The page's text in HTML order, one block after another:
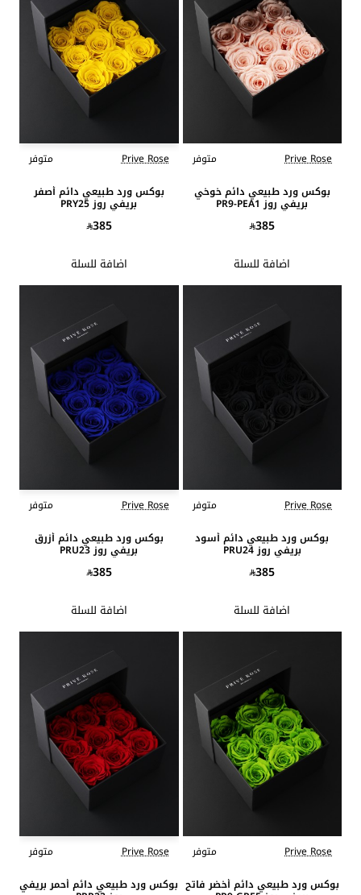
Prive Rose
متوفر
بوكس ورد طبيعي دائم خوخي
بريفي روز PR9-PEA1
385
اضافة للسلة
Prive Rose
متوفر
بوكس ورد طبيعي دائم أصفر
بريفي روز PRY25
385
اضافة للسلة
Prive Rose
متوفر
بوكس ورد طبيعي دائم أسود
بريفي روز PRU24
385
اضافة للسلة
Prive Rose
متوفر
بوكس ورد طبيعي دائم أزرق
بريفي روز PRU23
385
اضافة للسلة
Prive Rose
متوفر
بوكس ورد طبيعي دائم أخضر فاتح
Prive Rose
متوفر
بوكس ورد طبيعي دائم أحمر بريفي